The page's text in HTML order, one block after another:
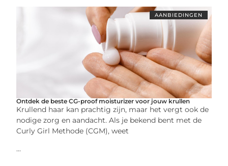
AANBIEDINGEN
Ontdek de beste CG-proof moisturizer voor jouw krullen
Krullend haar kan prachtig zijn, maar het vergt ook de
nodige zorg en aandacht. Als je bekend bent met de
Curly Girl Methode (CGM), weet
...